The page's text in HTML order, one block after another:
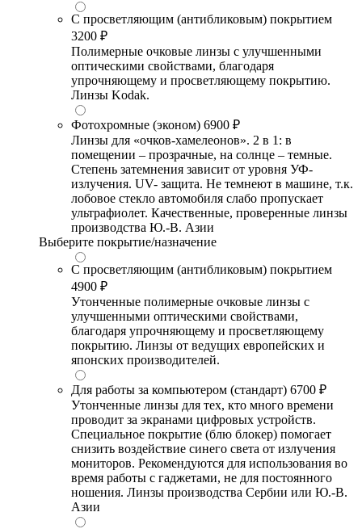
С просветляющим (антибликовым) покрытием
3200 ₽
Полимерные очковые линзы с улучшенными
оптическими свойствами, благодаря
упрочняющему и просветляющему покрытию.
Линзы Kodak.
Фотохромные (эконом) 6900 ₽
Линзы для «очков-хамелеонов». 2 в 1: в
помещении – прозрачные, на солнце – темные.
Степень затемнения зависит от уровня УФ-
излучения. UV- защита. Не темнеют в машине, т.к.
лобовое стекло автомобиля слабо пропускает
ультрафиолет. Качественные, проверенные линзы
производства Ю.-В. Азии
Выберите покрытие/назначение
С просветляющим (антибликовым) покрытием
4900 ₽
Утонченные полимерные очковые линзы с
улучшенными оптическими свойствами,
благодаря упрочняющему и просветляющему
покрытию. Линзы от ведущих европейских и
японских производителей.
Для работы за компьютером (стандарт) 6700 ₽
Утонченные линзы для тех, кто много времени
проводит за экранами цифровых устройств.
Специальное покрытие (блю блокер) помогает
снизить воздействие синего света от излучения
мониторов. Рекомендуются для использования во
время работы с гаджетами, не для постоянного
ношения. Линзы производства Сербии или Ю.-В.
Азии